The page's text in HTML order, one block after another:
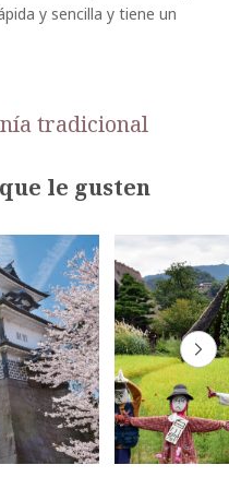
y sencilla y tiene un
tradicional
le gusten